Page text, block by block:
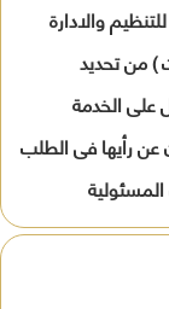
للتنظيم والادارة
) من تحديد
على الخدمة
عن رأيها فى الطلب